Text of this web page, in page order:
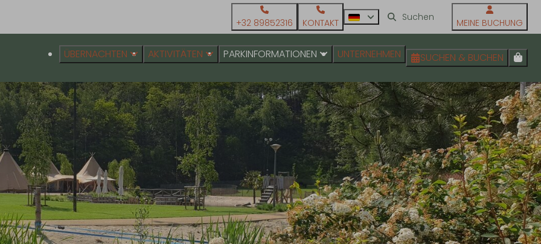
+32 89852316 KONTAKT MEINE BUCHUNG
ÜBERNACHTEN AKTIVITÄTEN PARKINFORMATIONEN UNTERNEHMEN SUCHEN & BUCHEN